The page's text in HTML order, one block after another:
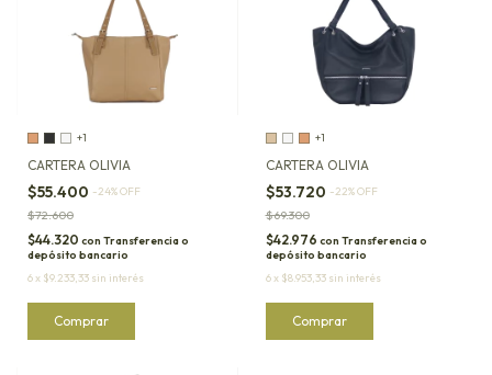
+1
CARTERA OLIVIA
$55.400 -24%OFF
$72.600
$44.320 con Transferencia o
depósito bancario
6x $9.233,33 sin interés
Comprar
+1
CARTERA OLIVIA
$53.720 -22%OFF
$69.300
$42.976 con Transferencia o
depósito bancario
6x $8.953,33 sin interés
Comprar